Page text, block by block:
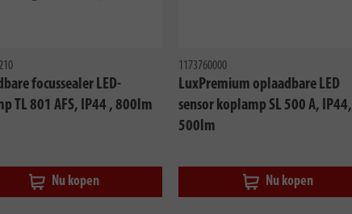
focussealer LED-
TL 801 AFS, IP44 , 800lm
Nu kopen
1173760000
LuxPremium oplaadbare LED
sensor koplamp SL 500 A, IP44,
500lm
Nu kopen